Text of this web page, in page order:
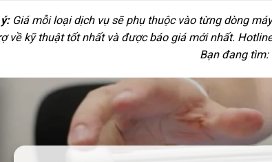
Giá mỗi loại dịch vụ sẽ phụ thuộc vào từng dòng
về kỹ thuật tốt nhất và được báo giá mới nhất.
Bạn đang tìm: